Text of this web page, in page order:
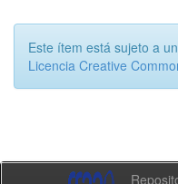
Este ítem está sujeto a
Licencia Creative